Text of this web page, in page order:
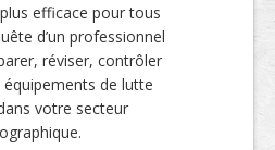
efficace pour tous
d’un professionnel
réviser, contrôler
de lutte
votre secteur